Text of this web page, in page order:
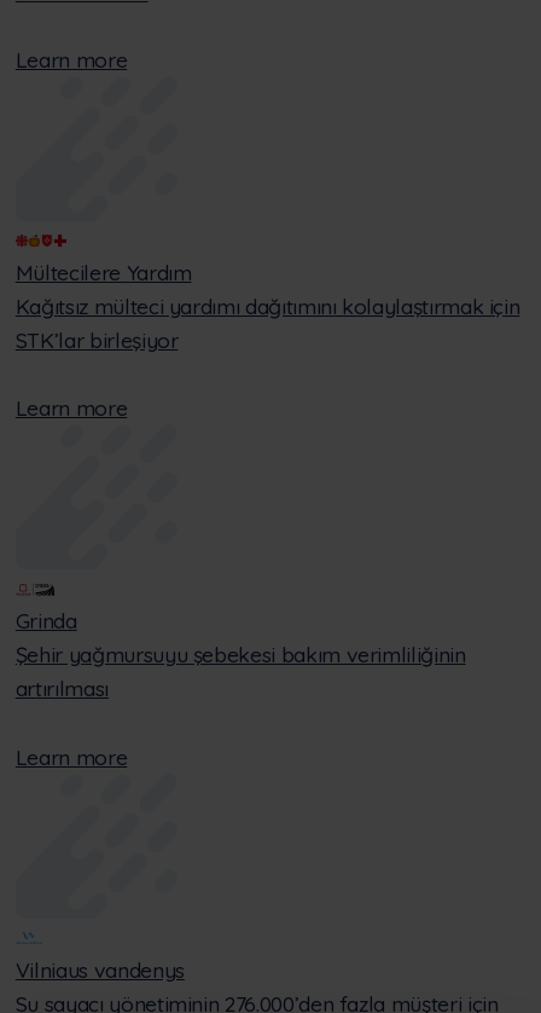
Learn more
Mültecilere Yardım
Kağıtsız mülteci yardımı dağıtımını kolaylaştırmak için
STK’lar birleşiyor
Learn more
Grinda
Şehir yağmursuyu şebekesi bakım verimliliğinin
artırılması
Learn more
Vilniaus vandenys
Su sayacı yönetiminin 276.000’den fazla müşteri için